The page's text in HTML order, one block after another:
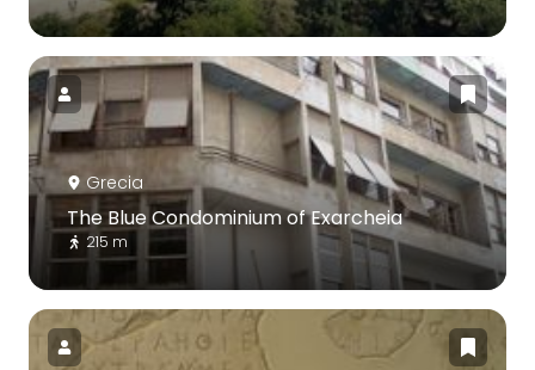
Grecia
The Blue Condominium of Exarcheia
215 m